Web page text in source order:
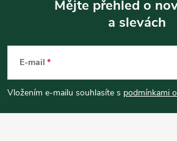
p
a
Mějte přehled o
a slevách
E-mail
Vložením e-mailu souhlasíte s podmínkami